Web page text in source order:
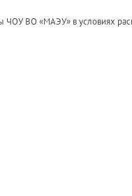
ЧОУ ВО «МАЭУ» в условиях